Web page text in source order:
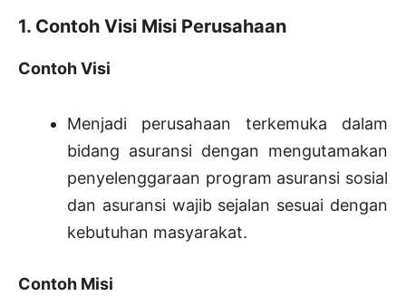
1. Contoh Visi Misi Perusahaan
Contoh Visi
Menjadi perusahaan terkemuka dalam
bidang asuransi dengan mengutamakan
penyelenggaraan program asuransi sosial
dan asuransi wajib sejalan sesuai dengan
kebutuhan masyarakat.
Contoh Misi